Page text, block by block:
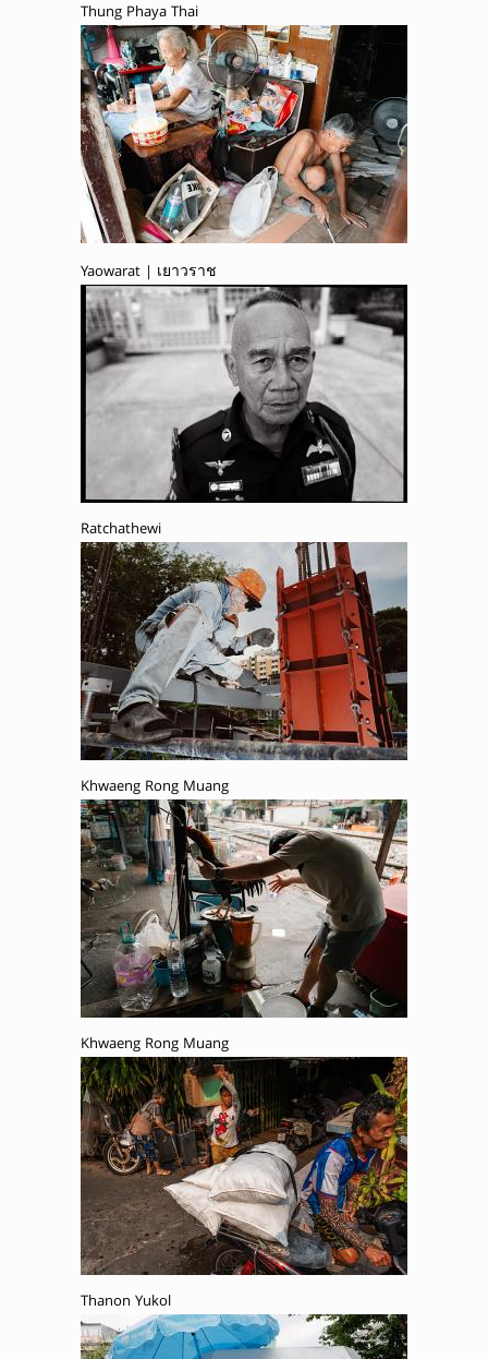
Thung Phaya Thai
Yaowarat | เยาวราช
Ratchathewi
Khwaeng Rong Muang
Khwaeng Rong Muang
Thanon Yukol